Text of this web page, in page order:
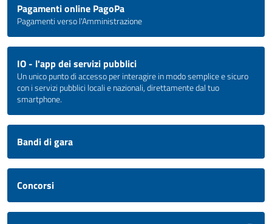
Pagamenti online PagoPa
Pagamenti verso l'Amministrazione
IO - l'app dei servizi pubblici
Un unico punto di accesso per interagire in modo semplice e sicuro
con i servizi pubblici locali e nazionali, direttamente dal tuo
smartphone.
Bandi di gara
Concorsi